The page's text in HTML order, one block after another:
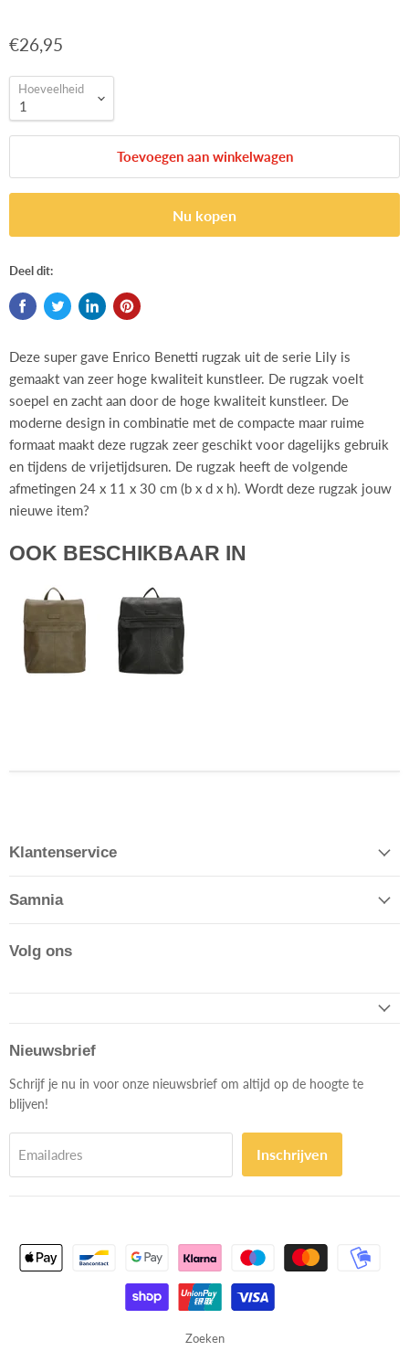
€26,95
Hoeveelheid
Toevoegen aan winkelwagen
Nu kopen
Deel dit:
Deze super gave Enrico Benetti rugzak uit de serie Lily is
gemaakt van zeer hoge kwaliteit kunstleer. De rugzak voelt
soepel en zacht aan door de hoge kwaliteit kunstleer. De
moderne design in combinatie met de compacte maar ruime
formaat maakt deze rugzak zeer geschikt voor dagelijks gebruik
en tijdens de vrijetijdsuren. De rugzak heeft de volgende
afmetingen 24 x 11 x 30 cm (b x d x h). Wordt deze rugzak jouw
nieuwe item?
OOK BESCHIKBAAR IN
Klantenservice
Samnia
Volg ons
Nieuwsbrief
Schrijf je nu in voor onze nieuwsbrief om altijd op de hoogte te
blijven!
Emailadres Inschrijven
Zoeken